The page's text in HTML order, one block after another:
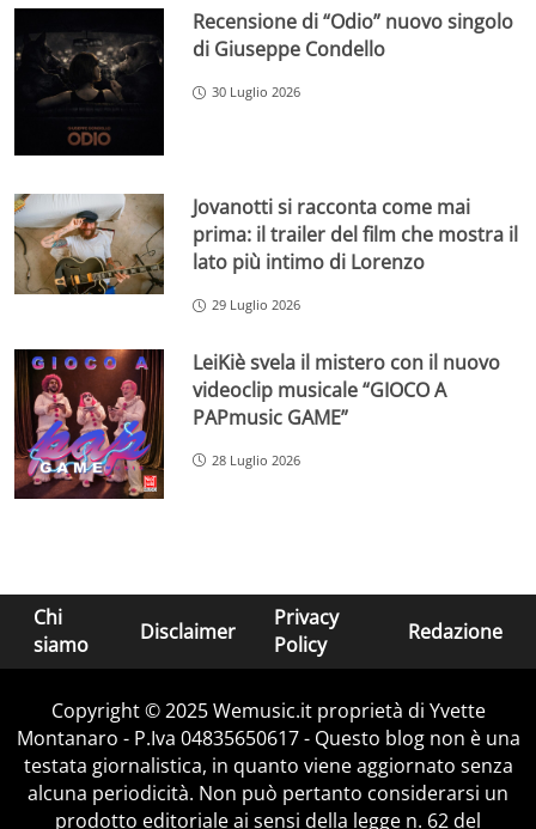
Recensione di “Odio” nuovo singolo
di Giuseppe Condello
30 Luglio 2026
Jovanotti si racconta come mai
prima: il trailer del film che mostra il
lato più intimo di Lorenzo
29 Luglio 2026
LeiKiè svela il mistero con il nuovo
videoclip musicale “GIOCO A
PAPmusic GAME”
28 Luglio 2026
Chi
siamo
Disclaimer
Privacy
Policy
Redazione
Copyright © 2025 Wemusic.it proprietà di Yvette
Montanaro - P.Iva 04835650617 - Questo blog non è una
testata giornalistica, in quanto viene aggiornato senza
alcuna periodicità. Non può pertanto considerarsi un
prodotto editoriale ai sensi della legge n. 62 del